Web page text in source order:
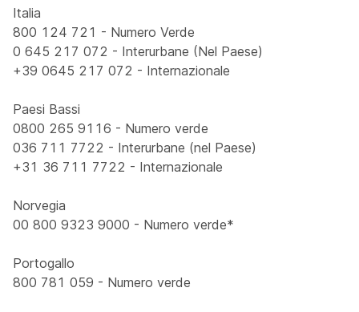
Italia
800 124 721 - Numero Verde
0 645 217 072 - Interurbane (Nel Paese)
+39 0645 217 072 - Internazionale
Paesi Bassi
0800 265 9116 - Numero verde
036 711 7722 - Interurbane (nel Paese)
+31 36 711 7722 - Internazionale
Norvegia
00 800 9323 9000 - Numero verde*
Portogallo
800 781 059 - Numero verde